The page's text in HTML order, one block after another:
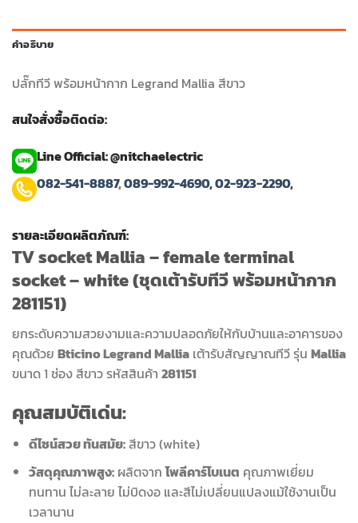
คำอธิบาย
ปลั๊กทีวี พร้อมหน้ากาก Legrand Mallia สีขาว
สนใจสั่งซื้อติดต่อ:
Line Official: @nitchaelectric
082-541-8887,089-992-4690,02-923-2290,
รายละเอียดผลิตภัณฑ์:
TV socket Mallia – female terminal
socket – white (ชุดเต้ารับทีวี พร้อมหน้ากาก
281151)
ยกระดับความสวยงามและความปลอดภัยให้กับบ้านและอาคารของ
คุณด้วย Bticino Legrand Mallia เต้ารับสัญญาณทีวี รุ่น Mallia
ขนาด 1 ช่อง สีขาว รหัสสินค้า 281151
คุณสมบัติเด่น:
ดีไซน์สวย ทันสมัย:สีขาว (white)
วัสดุคุณภาพสูง:ผลิตจากโพลีคาร์โบเนต คุณภาพเยี่ยม
ทนทาน ไม่ละลาย ไม่บิดงอ และสีไม่เปลี่ยนแปลงแม้ใช้งานเป็น
เวลานาน